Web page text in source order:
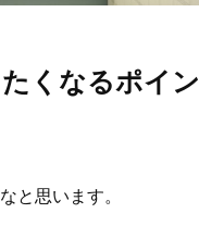
くなるポイン
と思います。